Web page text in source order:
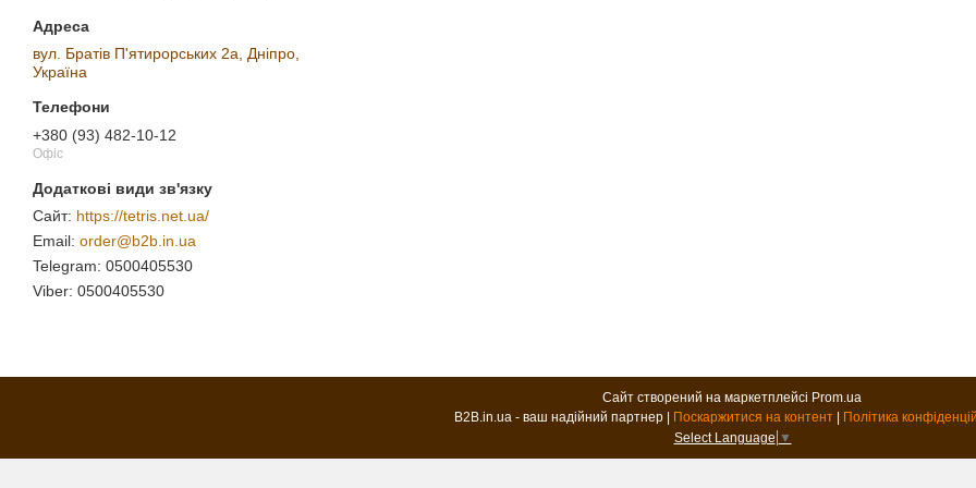
вул. Братів П'ятирорських 2а, Дніпро,
Україна
+380 (93) 482-10-12
Офіс
https://tetris.net.ua/
order@b2b.in.ua
0500405530
0500405530
Сайт створений на маркетплейсі Prom.ua
Поскаржитися на контент
Політика
Select Language ▼